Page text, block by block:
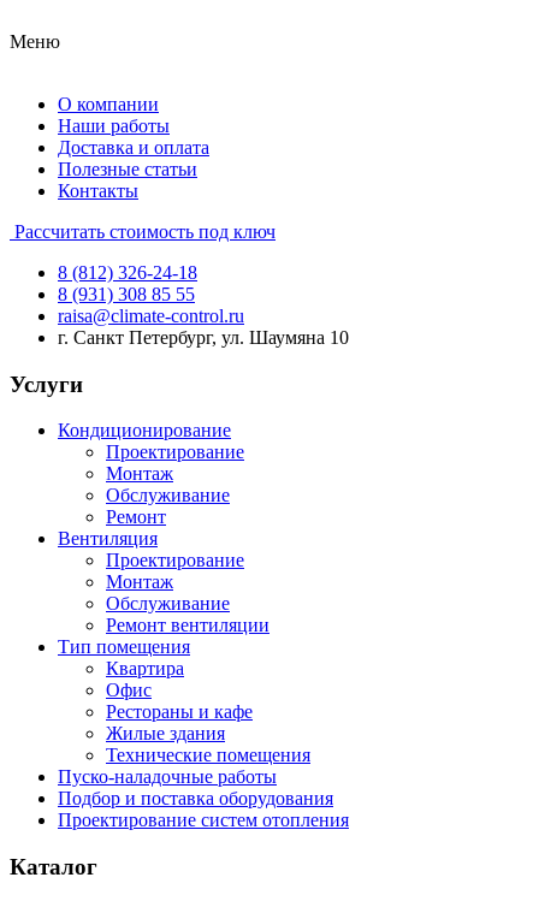
Меню
О компании
Наши работы
Доставка и оплата
Полезные статьи
Контакты
Рассчитать стоимость под ключ
8 (812) 326-24-18
8 (931) 308 85 55
raisa@climate-control.ru
г. Санкт Петербург, ул. Шаумяна 10
Услуги
Кондиционирование
Проектирование
Монтаж
Обслуживание
Ремонт
Вентиляция
Проектирование
Монтаж
Обслуживание
Ремонт вентиляции
Тип помещения
Квартира
Офис
Рестораны и кафе
Жилые здания
Технические помещения
Пуско-наладочные работы
Подбор и поставка оборудования
Проектирование систем отопления
Каталог